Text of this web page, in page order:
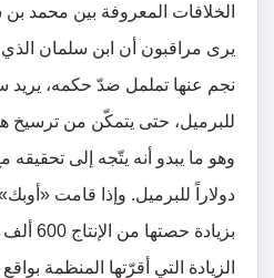
الخلافات المعروفة بين محمد
يرى مراقبون أن ابن سلمان
للبرميل، حتى يتمكّن من ترسيخ
دولاراً للبرميل. وإذا قامت
بزيادة
الزيادة التي أقرّتها المنظمة